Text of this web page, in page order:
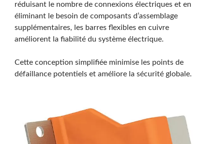
réduisant le nombre de connexions électriques et en
éliminant le besoin de composants d’assemblage
supplémentaires, les barres flexibles en cuivre
améliorent la fiabilité du système électrique.
Cette conception simplifiée minimise les points de
défaillance potentiels et améliore la sécurité globale.